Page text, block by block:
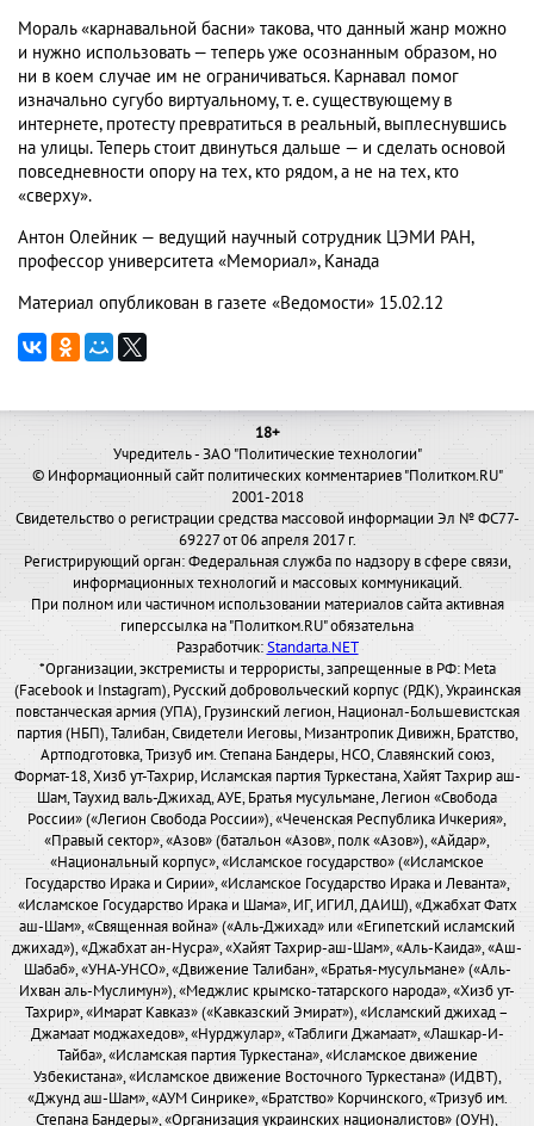
Мораль «карнавальной басни» такова, что данный жанр можно
и нужно использовать — теперь уже осознанным образом, но
ни в коем случае им не ограничиваться. Карнавал помог
изначально сугубо виртуальному, т. е. существующему в
интернете, протесту превратиться в реальный, выплеснувшись
на улицы. Теперь стоит двинуться дальше — и сделать основой
повседневности опору на тех, кто рядом, а не на тех, кто
«сверху».
Антон Олейник — ведущий научный сотрудник ЦЭМИ РАН,
профессор университета «Мемориал», Канада
Материал опубликован в газете «Ведомости» 15.02.12
18+
Учредитель - ЗАО "Политические технологии"
© Информационный сайт политических комментариев "Политком.RU"
2001-2018
Свидетельство о регистрации средства массовой информации Эл № ФС77-
69227 от 06 апреля 2017 г.
Регистрирующий орган: Федеральная служба по надзору в сфере связи,
информационных технологий и массовых коммуникаций.
При полном или частичном использовании материалов сайта активная
гиперссылка на "Политком.RU" обязательна
Разработчик:Standarta.NET
*Организации, экстремисты и террористы, запрещенные в РФ: Meta
(Facebook и Instagram), Русский добровольческий корпус (РДК), Украинская
повстанческая армия (УПА), Грузинский легион, Национал-Большевистская
партия (НБП), Талибан, Свидетели Иеговы, Мизантропик Дивижн, Братство,
Артподготовка, Тризуб им. Степана Бандеры, НСО, Славянский союз,
Формат-18, Хизб ут-Тахрир, Исламская партия Туркестана, Хайят Тахрир аш-
Шам, Таухид валь-Джихад, АУЕ, Братья мусульмане, Легион «Свобода
России» («Легион Свобода России»), «Чеченская Республика Ичкерия»,
«Правый сектор», «Азов» (батальон «Азов», полк «Азов»), «Айдар»,
«Национальный корпус», «Исламское государство» («Исламское
Государство Ирака и Сирии», «Исламское Государство Ирака и Леванта»,
«Исламское Государство Ирака и Шама», ИГ, ИГИЛ, ДАИШ), «Джабхат Фатх
аш-Шам», «Священная война» («Аль-Джихад» или «Египетский исламский
джихад»), «Джабхат ан-Нусра», «Хайят Тахрир-аш-Шам», «Аль-Каида», «Аш-
Шабаб», «УНА-УНСО», «Движение Талибан», «Братья-мусульмане» («Аль-
Ихван аль-Муслимун»), «Меджлис крымско-татарского народа», «Хизб ут-
Тахрир», «Имарат Кавказ» («Кавказский Эмират»), «Исламский джихад –
Джамаат моджахедов», «Нурджулар», «Таблиги Джамаат», «Лашкар-И-
Тайба», «Исламская партия Туркестана», «Исламское движение
Узбекистана», «Исламское движение Восточного Туркестана» (ИДВТ),
«Джунд аш-Шам», «АУМ Синрике», «Братство» Корчинского, «Тризуб им.
Степана Бандеры», «Организация украинских националистов» (ОУН),